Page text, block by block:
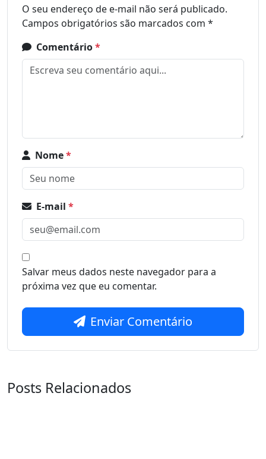
O seu endereço de e-mail não será publicado.
Campos obrigatórios são marcados com *
Comentário*
Nome*
E-mail *
Salvar meus dados neste navegador para a
próxima vez que eu comentar.
Enviar Comentário
Posts Relacionados